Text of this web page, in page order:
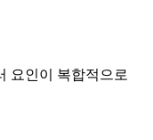
요인이 복합적으로